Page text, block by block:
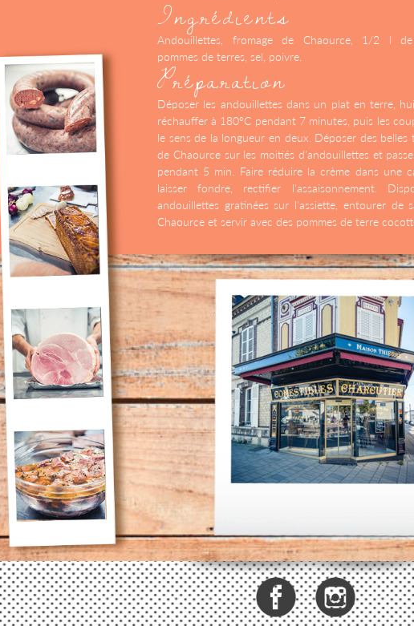
Ingrédients
Andouillettes, fromage de Chaource, 1/2 l
pommes de terres, sel, poivre.
Préparation
Déposer les andouillettes dans un plat en terre,
réchauffer à 180°C pendant 7 minutes, puis les
le sens de la longueur en deux. Déposer des belles
de Chaource sur les moitiés d'andouillettes et
pendant 5 min. Faire réduire la crème dans une
laisser fondre, rectifier l'assaisonnement.
andouillettes gratinées sur l'assiette, entourer de
Chaource et servir avec des pommes de terre